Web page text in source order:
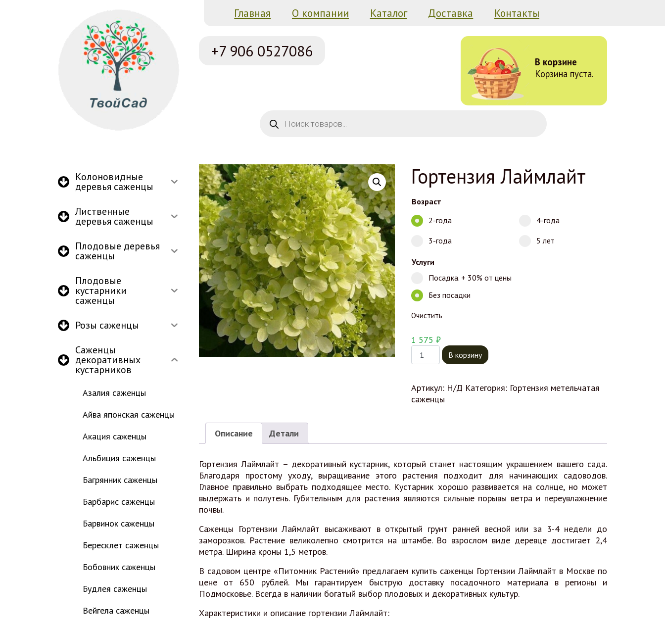
Главная О компании Каталог Доставка Контакты
+7 906 0527086
В корзине
Корзина пуста.
Колоновидные
деревья саженцы
Лиственные
деревья саженцы
Плодовые деревья
саженцы
Плодовые
кустарники
саженцы
Розы саженцы
Саженцы
декоративных
кустарников
Азалия саженцы
Айва японская саженцы
Акация саженцы
Альбиция саженцы
Багрянник саженцы
Барбарис саженцы
Барвинок саженцы
Бересклет саженцы
Бобовник саженцы
Будлея саженцы
Вейгела саженцы
Гортензия Лаймлайт
Возраст
2-года
3-года
4-года
5 лет
Услуги
Посадка. + 30% от цены
Без посадки
Очистить
1 575 ₽
Количество товара Гортензия Лаймлайт
В корзину
Артикул: Н/Д Категория: Гортензия метельчатая
саженцы
Описание Детали
Гортензия Лаймлайт – декоративный кустарник, который станет настоящим украшением вашего сада.
Благодаря простому уходу, выращивание этого растения подходит для начинающих садоводов.
Главное правильно выбрать подходящее место. Кустарник хорошо развивается на солнце, но может
выдержать и полутень. Губительным для растения являются сильные порывы ветра и переувлажнение
почвы.
Саженцы Гортензии Лаймлайт высаживают в открытый грунт ранней весной или за 3-4 недели до
заморозков. Растение великолепно смотрится на штамбе. Во взрослом виде деревце достигает 2,4
метра. Ширина кроны 1,5 метров.
В садовом центре «Питомник Растений» предлагаем купить саженцы Гортензии Лаймлайт в Москве по
цене от 650 рублей. Мы гарантируем быструю доставку посадочного материала в регионы и
Подмосковье. Всегда в наличии богатый выбор плодовых и декоративных культур.
Характеристики и описание гортензии Лаймлайт: